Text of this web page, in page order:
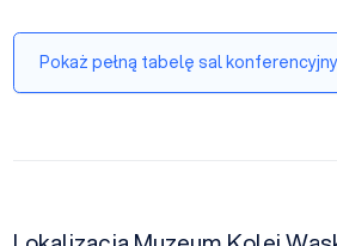
Pokaż pełną tabelę sal